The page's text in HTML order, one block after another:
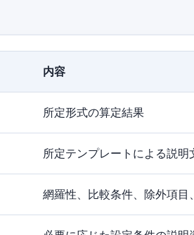
内容
所定形式の算定結果
所定テンプレートによる説明
網羅性、比較条件、除外項